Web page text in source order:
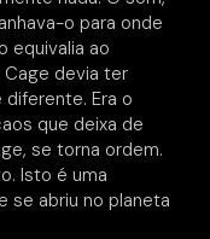
o para onde
equivalia ao
Cage devia ter
Era o
que deixa de
se torna ordem.
Isto é uma
se abriu no planeta